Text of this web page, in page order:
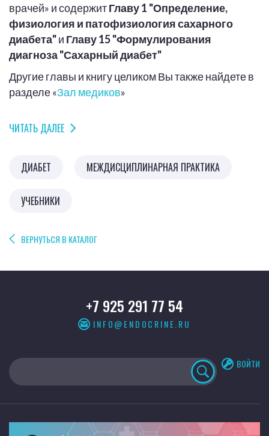
врачей» и содержитГлаву 1 "Определение,
физиология и патофизиология сахарного
диабета"и Главу 15 "Формулирования
диагноза "Сахарный диабет"
Другие главы и книгу целиком Вы также найдете в
разделе «Зал медиков»
ЧИТАТЬ ДАЛЕЕ
ДИАБЕТ МЕЖДИСЦИПЛИНАРНАЯ ПРАКТИКА
УЧЕБНИКИ
ВЕРНУТЬСЯ В КАТАЛОГ
+7 925 291 77 54
INFO@ENDOCRINE.RU
ВОЙТИ